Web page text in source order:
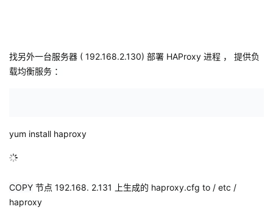
找另外一台服务器 ( 192.168.2.130) 部署 HAProxy 进程 ， 提供负
载均衡服务 ：
yum install haproxy
COPY 节点 192.168. 2.131 上生成的 haproxy.cfg to / etc /
haproxy